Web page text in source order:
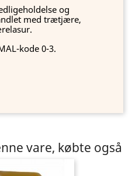
og
med trætjære,
kode 0-3.
vare, købte også